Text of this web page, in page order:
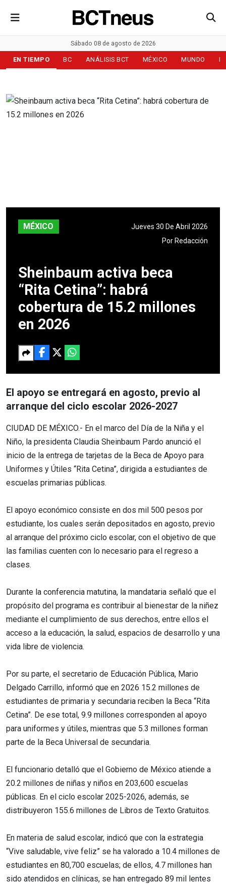
Sábado 08 de agosto de 2026
EN TIEMPO BC ANÁLISIS BCT MÉXICO MUNDO
MÉXICO
Jueves 30 De Abril 2026
Por Redacción
Sheinbaum activa beca
“Rita Cetina”: habrá
cobertura de 15.2 millones
en 2026
El apoyo se entregará en agosto, previo al
arranque del ciclo escolar 2026-2027
CIUDAD DE MÉXICO.- En el marco del Día de la Niña y el
Niño, la presidenta Claudia Sheinbaum Pardo anunció el
inicio de la entrega de tarjetas de la Beca de Apoyo para
Uniformes y Útiles “Rita Cetina”, dirigida a estudiantes de
escuelas primarias públicas.
El apoyo económico consiste en dos mil 500 pesos por
estudiante, los cuales serán depositados en agosto, previo
al arranque del próximo ciclo escolar, con el objetivo de que
las familias cuenten con lo necesario para el regreso a
clases.
Durante la conferencia matutina, la mandataria señaló que el
propósito del programa es contribuir al bienestar de la niñez
mediante el cumplimiento de sus derechos, entre ellos el
acceso a la educación, la salud, espacios de desarrollo y una
vida libre de violencia.
Por su parte, el secretario de Educación Pública, Mario
Delgado Carrillo, informó que en 2026 15.2 millones de
estudiantes de primaria y secundaria reciben la Beca “Rita
Cetina”. De ese total, 9.9 millones corresponden al apoyo
para uniformes y útiles, mientras que 5.3 millones forman
parte de la Beca Universal de secundaria.
El funcionario detalló que el Gobierno de México atiende a
20.2 millones de niñas y niños en 203,600 escuelas
públicas. En el ciclo escolar 2025-2026, además, se
distribuyeron 155.6 millones de Libros de Texto Gratuitos.
En materia de salud escolar, indicó que con la estrategia
“Vive saludable, vive feliz” se ha valorado a 10.4 millones de
estudiantes en 80,700 escuelas; de ellos, 4.7 millones han
sido atendidos en clínicas, se han entregado 89 mil lentes